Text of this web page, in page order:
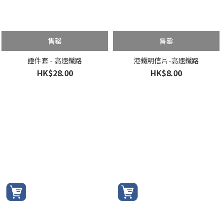
售罄
證件套 - 高速鐵路
HK$28.00
售罄
港鐵明信片-高速鐵路
HK$8.00